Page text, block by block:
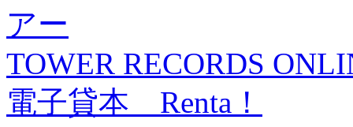
アー
TOWER RECORDS
電子貸本 Renta！